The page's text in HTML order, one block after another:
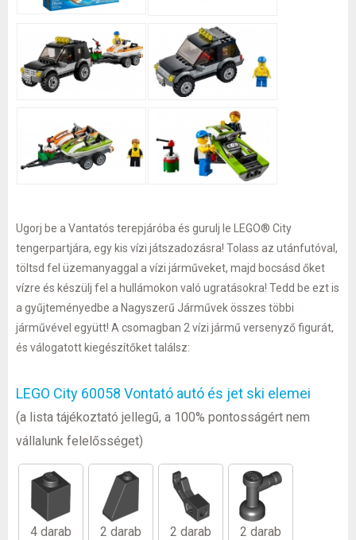
Ugorj be a Vantatós terepjáróba és gurulj le LEGO® City
tengerpartjára, egy kis vízi játszadozásra! Tolass az utánfutóval,
töltsd fel üzemanyaggal a vízi járműveket, majd bocsásd őket
vízre és készülj fel a hullámokon való ugratásokra! Tedd be ezt is
a gyűjteményedbe a Nagyszerű Járművek összes többi
járművével együtt! A csomagban 2 vízi jármű versenyző figurát,
és válogatott kiegészítőket találsz:
LEGO City 60058 Vontató autó és jet ski elemei
(a lista tájékoztató jellegű, a 100% pontosságért nem
vállalunk felelősséget)
4 darab 2 darab 2 darab 2 darab